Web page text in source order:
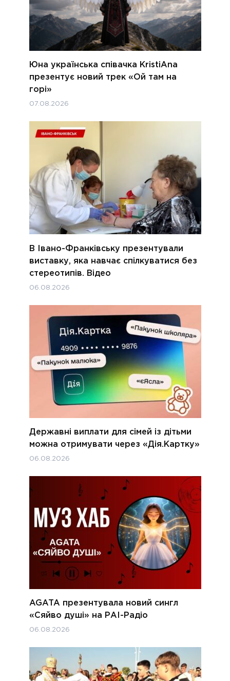
Юна українська співачка KristiAna
презентує новий трек «Ой там на
горі»
07.08.2026
В Івано-Франківську презентували
виставку, яка навчає спілкуватися без
стереотипів. Відео
06.08.2026
Державні виплати для сімей із дітьми
можна отримувати через «Дія.Картку»
06.08.2026
AGATA презентувала новий сингл
«Сяйво душі» на РАІ-Радіо
06.08.2026